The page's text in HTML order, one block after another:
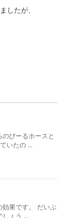
したが、
びーるホースと
いたの ...
効果です。 だいぶ
ょう ...